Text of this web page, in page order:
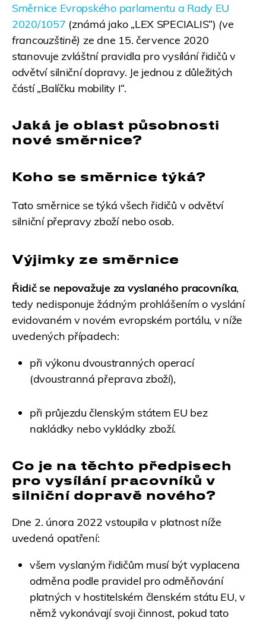
Směrnice Evropského parlamentu a Rady EU
2020/1057 (známá jako „LEX SPECIALIS“) (ve
francouzštině) ze dne 15. července 2020
stanovuje zvláštní pravidla pro vysílání řidičů v
odvětví silniční dopravy. Je jednou z důležitých
částí „Balíčku mobility I“.
Jaká je oblast působnosti
nové směrnice?
Koho se směrnice týká?
Tato směrnice se týká všech řidičů v odvětví
silniční přepravy zboží nebo osob.
Výjimky ze směrnice
Řidič se nepovažuje za vyslaného pracovníka,
tedy nedisponuje žádným prohlášením o vyslání
evidovaném v novém evropském portálu, v níže
uvedených případech:
při výkonu dvoustranných operací
(dvoustranná přeprava zboží),
při průjezdu členským státem EU bez
nakládky nebo vykládky zboží.
Co je na těchto předpisech
pro vysílání pracovníků v
silniční dopravě nového?
Dne 2. února 2022 vstoupila v platnost níže
uvedená opatření:
všem vyslaným řidičům musí být vyplacena
odměna podle pravidel pro odměňování
platných v hostitelském členském státu EU, v
němž vykonávají svoji činnost, pokud tato